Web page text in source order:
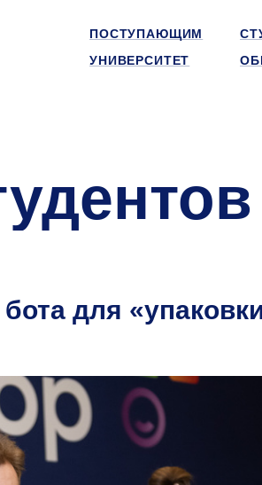
ПОСТУПАЮЩИМ
УНИВЕРСИТЕТ
для